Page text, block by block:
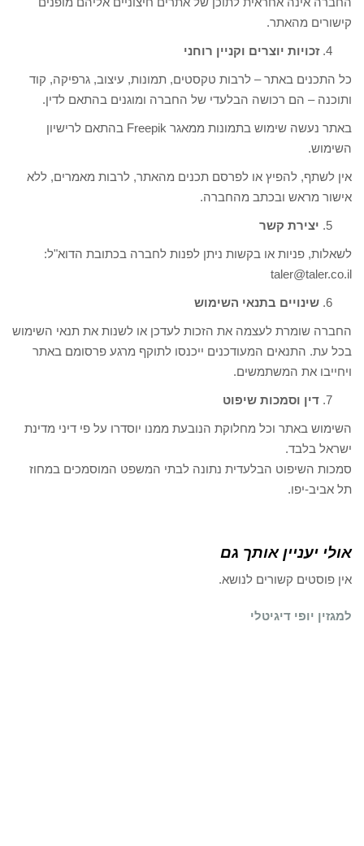
קישורים מהאתר.
זכויות יוצרים וקניין רוחני
כל התכנים באתר – לרבות טקסטים, תמונות, עיצוב, גרפיקה, קוד
ותוכנה – הם רכושה הבלעדי של החברה ומוגנים בהתאם לדין.
באתר נעשה שימוש בתמונות ממאגר Freepik בהתאם לרישיון
השימוש.
אין לשתף, להפיץ או לפרסם תכנים מהאתר, לרבות מאמרים, ללא
אישור מראש ובכתב מהחברה.
יצירת קשר
לשאלות, פניות או בקשות ניתן לפנות לחברה בכתובת הדוא"ל:
taler@taler.co.il
שינויים בתנאי השימוש
החברה שומרת לעצמה את הזכות לעדכן או לשנות את תנאי השימוש
בכל עת. התנאים המעודכנים ייכנסו לתוקף מרגע פרסומם באתר
ויחייבו את המשתמשים.
דין וסמכות שיפוט
השימוש באתר וכל מחלוקת הנובעת ממנו יוסדרו על פי דיני מדינת
ישראל בלבד.
סמכות השיפוט הבלעדית נתונה לבתי המשפט המוסמכים במחוז
תל אביב-יפו.
אולי יעניין אותך גם
אין פוסטים קשורים לנושא.
למגזין יופי דיגיטלי